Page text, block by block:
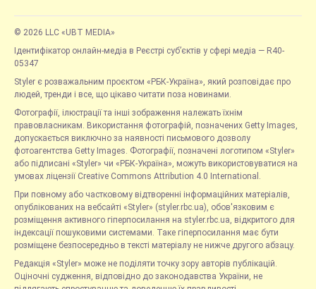
© 2026 LLC «UBT MEDIA»
Ідентифікатор онлайн-медіа в Реєстрі суб’єктів у сфері медіа — R40-
05347
Styler є розважальним проєктом «РБК-Україна», який розповідає про
людей, тренди і все, що цікаво читати поза новинами.
Фотографії, ілюстрації та інші зображення належать їхнім
правовласникам. Використання фотографій, позначених Getty Images,
допускається виключно за наявності письмового дозволу
фотоагентства Getty Images. Фотографії, позначені логотипом «Styler»
або підписані «Styler» чи «РБК-Україна», можуть використовуватися на
умовах ліцензії Creative Commons Attribution 4.0 International.
При повному або частковому відтворенні інформаційних матеріалів,
опублікованих на вебсайті «Styler» (styler.rbc.ua), обов'язковим є
розміщення активного гіперпосилання на styler.rbc.ua, відкритого для
індексації пошуковими системами. Таке гіперпосилання має бути
розміщене безпосередньо в тексті матеріалу не нижче другого абзацу.
Редакція «Styler» може не поділяти точку зору авторів публікацій.
Оціночні судження, відповідно до законодавства України, не